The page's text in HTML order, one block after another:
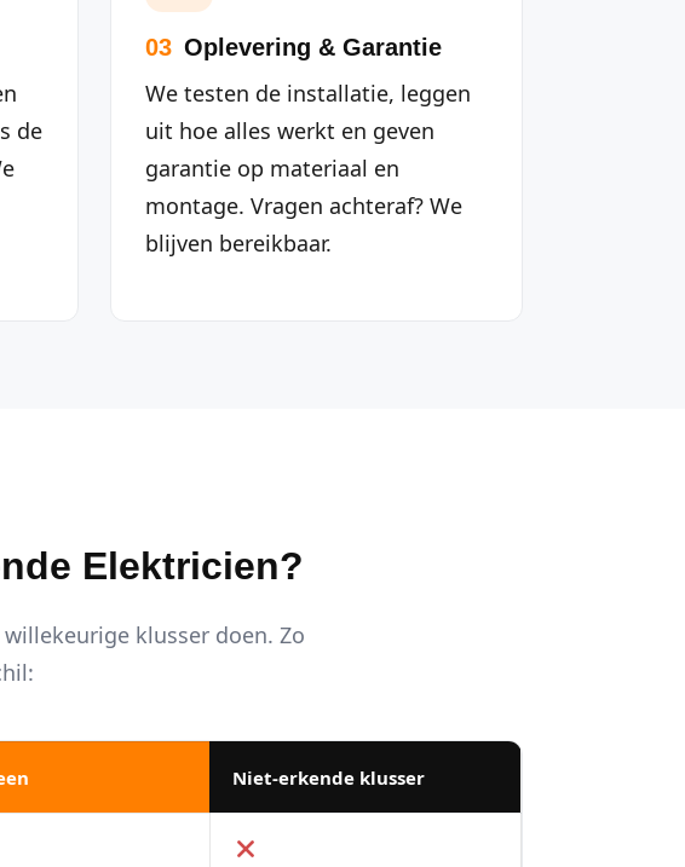
de
03 Oplevering & Garantie
We testen de installatie, leggen
uit hoe alles werkt en geven
garantie op materiaal en
montage. Vragen achteraf? We
blijven bereikbaar.
Elektricien?
klusser doen. Zo
Niet-erkende klusser